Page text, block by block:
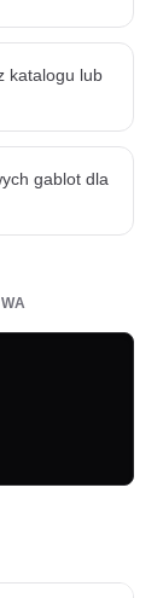
katalogu lub
gablot dla